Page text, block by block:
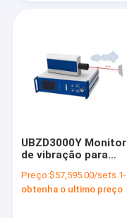
Vídeos
Quem Somos
Fale Conosco
UBZD3000Y Monitor
de vibração para
velocidade de
aceleração
Preço:$57,595.00/sets 1-9 sets
obtenha o ultimo preço